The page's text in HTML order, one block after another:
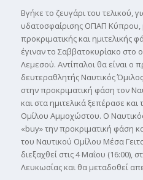
Βγήκε το ζευγάρι του τελικού,
υδατοσφαίρισης ΟΠΑΠ Κύπρου,
προκριματικής και ημιτελικής
έγιναν το Σαββατοκυρίακο στο
Λεμεσού. Αντίπαλοι θα είναι ο
δευτεραθλητής Ναυτικός
στην προκριματική φάση τον
και στα ημιτελικά ξεπέρασε
Ομίλου Αμμοχώστου. Ο
«buy» την προκριματική φάση
του Ναυτικού Ομίλου Μέσα
διεξαχθεί στις 4 Μαΐου (16:00),
Λευκωσίας και θα μεταδοθεί